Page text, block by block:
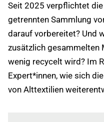
Seit 2025 verpflichtet
getrennten Sammlung
darauf vorbereitet? Und
zusätzlich gesammelten
wenig recycelt wird? Im
Expert*innen, wie sich
von Alttextilien